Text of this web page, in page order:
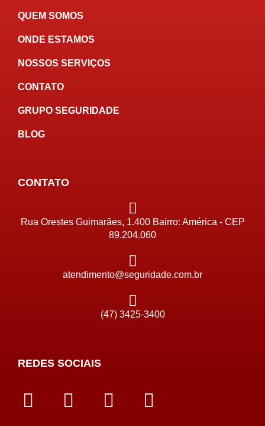
QUEM SOMOS
ONDE ESTAMOS
NOSSOS SERVIÇOS
CONTATO
GRUPO SEGURIDADE
BLOG
CONTATO
Rua Orestes Guimarães, 1.400 Bairro: América - CEP
89.204.060
atendimento@seguridade.com.br
(47) 3425-3400
REDES SOCIAIS
F
a
I
n
L
i
Y
o